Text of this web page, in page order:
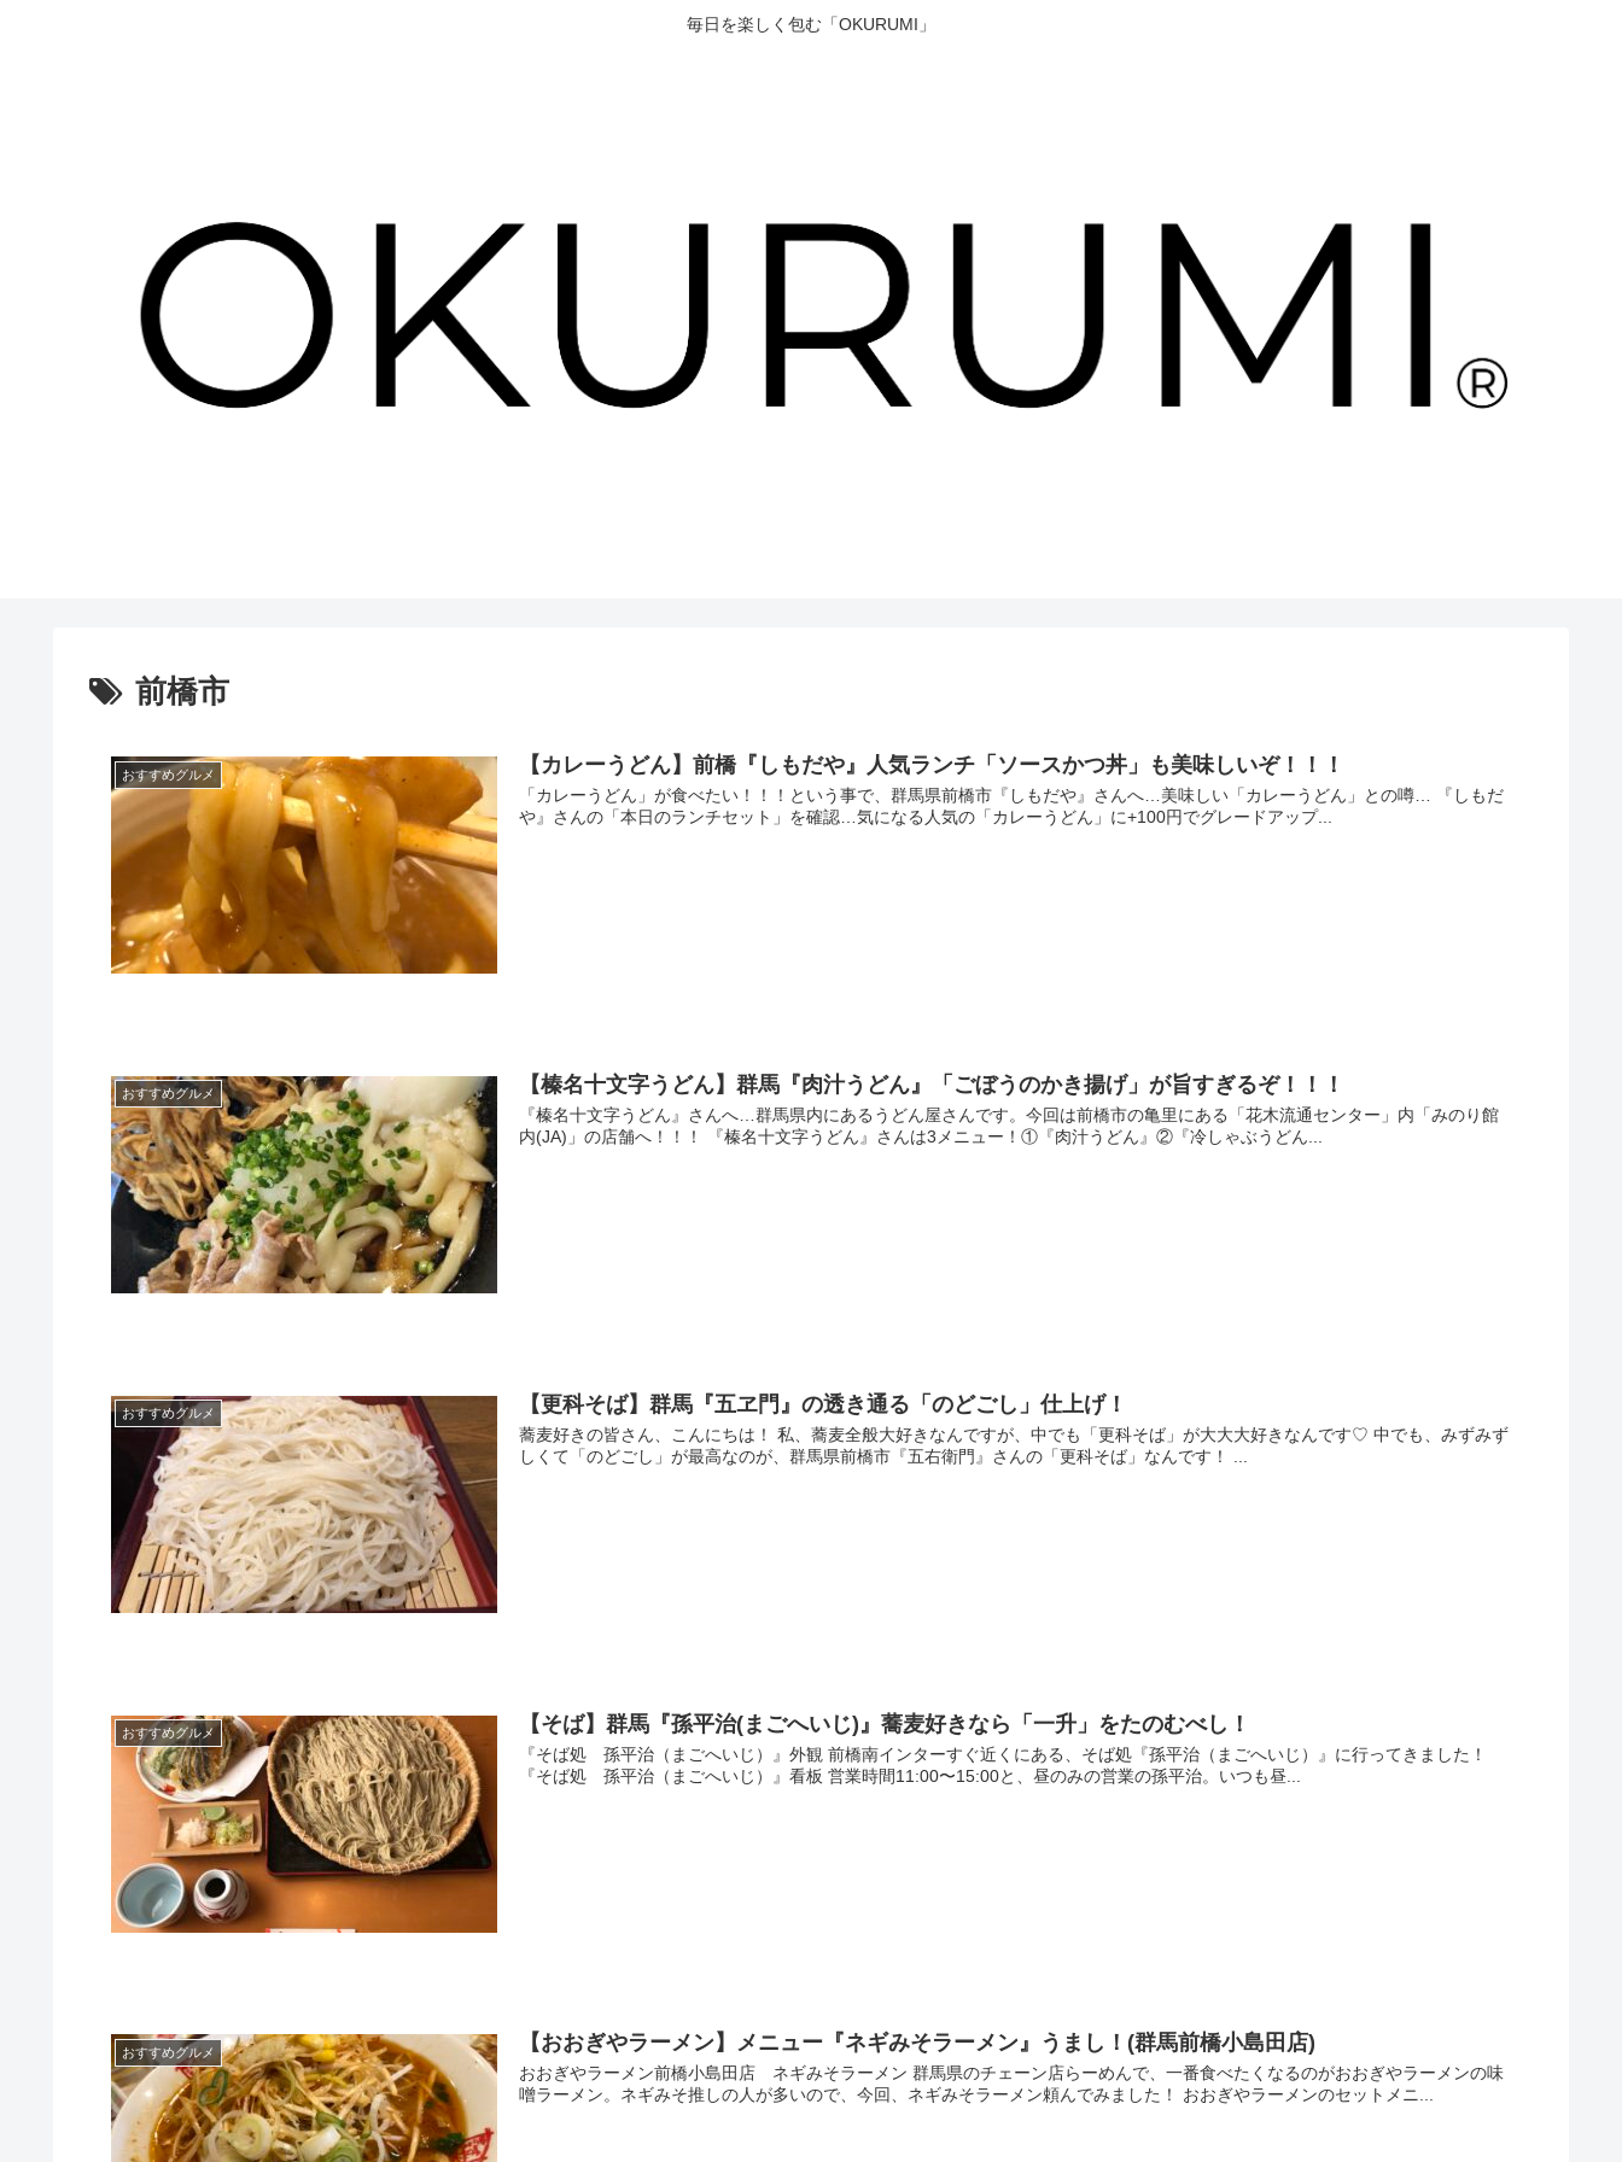
毎日を楽しく包む「OKURUMI」
前橋市
おすすめグルメ 【カレーうどん】前橋『しもだや』人気ランチ「ソースかつ丼」も美味しいぞ！！！
「カレーうどん」が食べたい！！！という事で、群馬県前橋市『しもだや』さんへ…美味しい「カレーうどん」との噂… 『しもだ
や』さんの「本日のランチセット」を確認…気になる人気の「カレーうどん」に+100円でグレードアップ...
おすすめグルメ 【榛名十文字うどん】群馬『肉汁うどん』「ごぼうのかき揚げ」が旨すぎるぞ！！！
『榛名十文字うどん』さんへ…群馬県内にあるうどん屋さんです。今回は前橋市の亀里にある「花木流通センター」内「みのり館
内(JA)」の店舗へ！！！ 『榛名十文字うどん』さんは3メニュー！①『肉汁うどん』②『冷しゃぶうどん...
おすすめグルメ 【更科そば】群馬『五ヱ門』の透き通る「のどごし」仕上げ！
蕎麦好きの皆さん、こんにちは！ 私、蕎麦全般大好きなんですが、中でも「更科そば」が大大大好きなんです♡ 中でも、みずみず
しくて「のどごし」が最高なのが、群馬県前橋市『五右衛門』さんの「更科そば」なんです！ ...
おすすめグルメ 【そば】群馬『孫平治(まごへいじ)』蕎麦好きなら「一升」をたのむべし！
『そば処 孫平治（まごへいじ）』外観 前橋南インターすぐ近くにある、そば処『孫平治（まごへいじ）』に行ってきました！
『そば処 孫平治（まごへいじ）』看板 営業時間11:00〜15:00と、昼のみの営業の孫平治。いつも昼...
おすすめグルメ 【おおぎやラーメン】メニュー『ネギみそラーメン』うまし！(群馬前橋小島田店)
おおぎやラーメン前橋小島田店 ネギみそラーメン 群馬県のチェーン店らーめんで、一番食べたくなるのがおおぎやラーメンの味
噌ラーメン。ネギみそ推しの人が多いので、今回、ネギみそラーメン頼んでみました！ おおぎやラーメンのセットメニ...